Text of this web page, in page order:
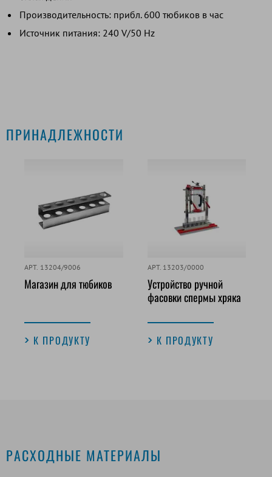
Производительность: прибл. 600 тюбиков в час
Источник питания: 240 V/50 Hz
ПРИНАДЛЕЖНОСТИ
АРТ. 13204/9006
Магазин для тюбиков
К ПРОДУКТУ
АРТ. 13203/0000
Устройство ручной
фасовки спермы хряка
К ПРОДУКТУ
РАСХОДНЫЕ МАТЕРИАЛЫ